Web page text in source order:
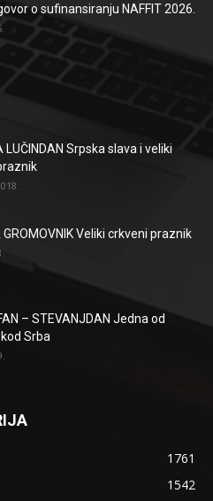
o sufinansiranju NAFFIT 2026.
LUČINDAN Srpska slava i veliki
GROMOVNIK Veliki crkveni praznik
– STEVANJDAN Jedna od
Srba
1761
1542